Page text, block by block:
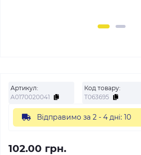
Артикул:
A0170020041
Код товару:
Т063695
Відправимо за 2 - 4 дні: 10
102.00 грн.